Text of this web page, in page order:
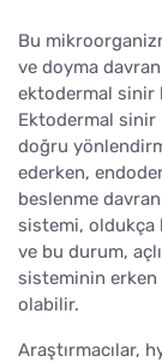
Bu
ve doyma
ektodermal sinir
Ektodermal sinir
doğru
ederken,
beslenme
sistemi, oldukça
ve bu durum,
sisteminin erken
olabilir.
Araştırmacılar,